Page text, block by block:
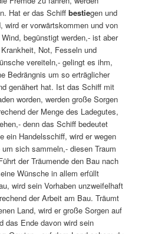
Hat er das Schiffbestiegen und
wird er vorwärtskommen und von
begünstigt werden,- ist aber
Not, Fesseln und
vereiteln,- gelingt es ihm,
Bedrängnis um so erträglicher
genähert hat. Ist das Schiff mit
worden, werden große Sorgen
der Menge des Ladegutes,
denn das Schiff bedeutet
ein Handelsschiff, wird er wegen
sich sammeln,- diesen Traum
der Träumende den Bau nach
Wünsche in allem erfüllt
wird sein Vorhaben unzweifelhaft
der Arbeit am Bau. Träumt
Land, wird er große Sorgen auf
das Ende davon wird sein